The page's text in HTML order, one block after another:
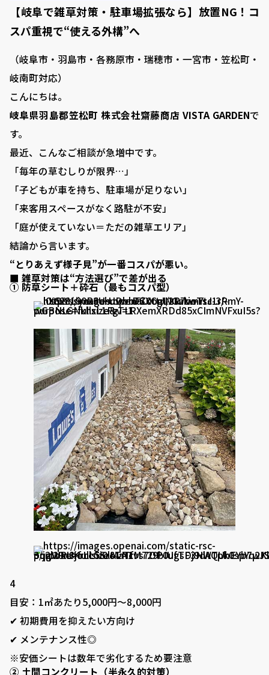
【岐阜で雑草対策・駐車場拡張なら】放置NG！コ
スパ重視で“使える外構”へ
（岐阜市・羽島市・各務原市・瑞穂市・一宮市・笠松町・
岐南町対応）
こんにちは。
岐阜県羽島郡笠松町 株式会社齋藤商店 VISTA GARDENで
す。
最近、こんなご相談が急増中です。
「毎年の草むしりが限界…」
「子どもが車を持ち、駐車場が足りない」
「来客用スペースがなく路駐が不安」
「庭が使えていない＝ただの雑草エリア」
結論から言います。
“とりあえず様子見”が一番コスパが悪い。
■ 雑草対策は“方法選び”で差が出る
① 防草シート＋砕石（最もコスパ型）
4
目安：1㎡あたり5,000円〜8,000円
✔ 初期費用を抑えたい方向け
✔ メンテナンス性◎
※安価シートは数年で劣化するため要注意
② 土間コンクリート（半永久的対策）